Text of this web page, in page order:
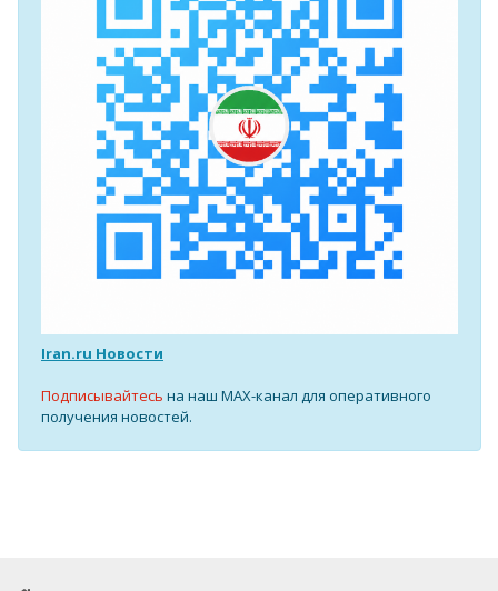
Iran.ru Новости
Подписывайтесь на наш MAX-канал для оперативного
получения новостей.